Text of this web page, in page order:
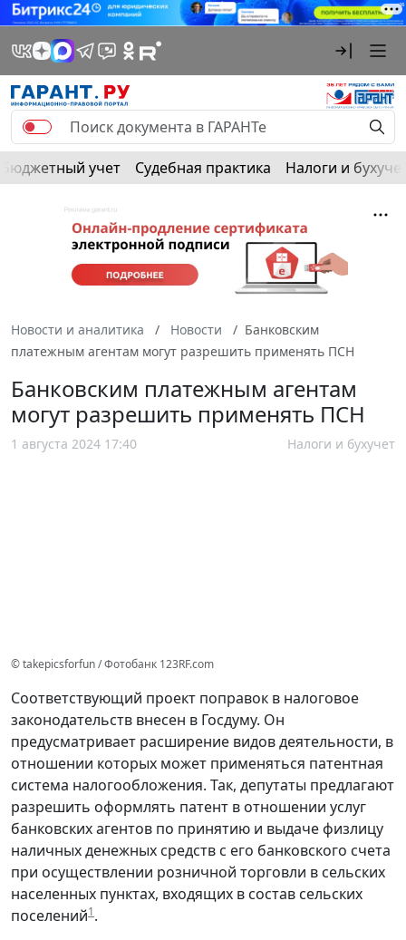
Бюджетный учет Судебная практика Налоги и
Новости и аналитика Новости
Банковским
платежным агентам могут разрешить применять ПСН
Банковским платежным агентам
могут разрешить применять ПСН
1 августа 2024 17:40 Налоги и бухучет
© takepicsforfun / Фотобанк 123RF.com
Соответствующий проект поправок в налоговое
законодательств внесен в Госдуму. Он
предусматривает расширение видов деятельности, в
отношении которых может применяться патентная
система налогообложения. Так, депутаты предлагают
разрешить оформлять патент в отношении услуг
банковских агентов по принятию и выдаче физлицу
наличных денежных средств с его банковского счета
при осуществлении розничной торговли в сельских
населенных пунктах, входящих в состав сельских
поселений1.